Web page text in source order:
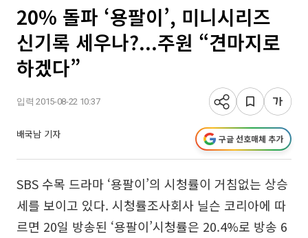
20% 돌파 ‘용팔이’, 미니시리즈
신기록 세우나?...주원 “견마지로
하겠다”
입력 2015-08-22 10:37
배국남 기자 구글 선호매체 추가
SBS 수목 드라마 ‘용팔이’의 시청률이 거침없는 상승
세를 보이고 있다. 시청률조사회사 닐슨 코리아에 따
르면 20일 방송된 ‘용팔이’시청률은 20.4%로 방송 6